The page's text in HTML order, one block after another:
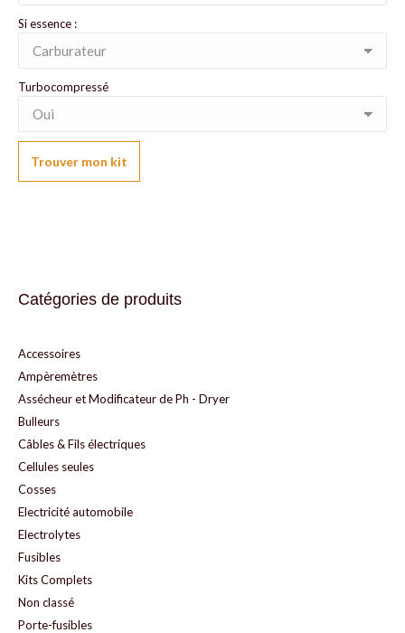
Si essence :
Turbocompressé
Trouver mon kit
Catégories de produits
Accessoires
Ampèremètres
Assécheur et Modificateur de Ph - Dryer
Bulleurs
Câbles & Fils électriques
Cellules seules
Cosses
Electricité automobile
Electrolytes
Fusibles
Kits Complets
Non classé
Porte-fusibles